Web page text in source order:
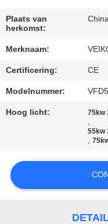
EEN
CITAAT
SITEMAP
Plaats van
herkomst:
Merknaam:
Certificering: CE
Modelnummer:
Hoog licht: 75kw
,
55kw
,